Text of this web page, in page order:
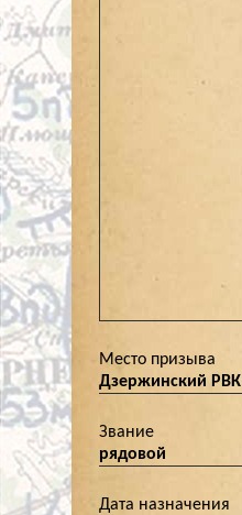
Место призыва
Дзержинский РВК
Звание
рядовой
Дата назначения